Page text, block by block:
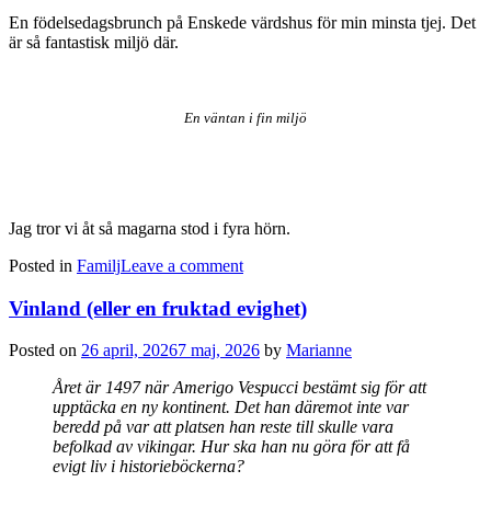
En födelsedagsbrunch på Enskede värdshus för min minsta tjej. Det
är så fantastisk miljö där.
En väntan i fin miljö
Jag tror vi åt så magarna stod i fyra hörn.
Posted in FamiljLeave a comment
Vinland (eller en fruktad evighet)
Posted on 26 april, 20267 maj, 2026 by Marianne
Året är 1497 när Amerigo Vespucci bestämt sig för att
upptäcka en ny kontinent. Det han däremot inte var
beredd på var att platsen han reste till skulle vara
befolkad av vikingar. Hur ska han nu göra för att få
evigt liv i historieböckerna?